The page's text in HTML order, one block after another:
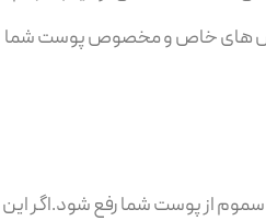
روش های خاص و مخصوص پوست شما
از پوست شما رفع شود.اگر این